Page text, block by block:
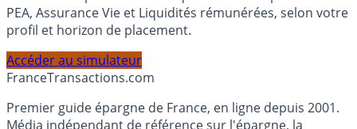
Calculez la répartition théorique de votre capital entre
profil et horizon de placement.
FranceTransactions.com